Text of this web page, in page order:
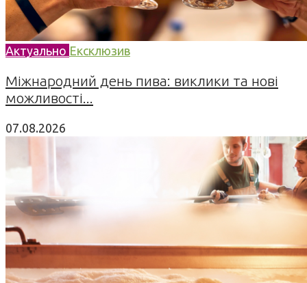
Актуально Ексклюзив
Міжнародний день пива: виклики та нові
можливості...
07.08.2026